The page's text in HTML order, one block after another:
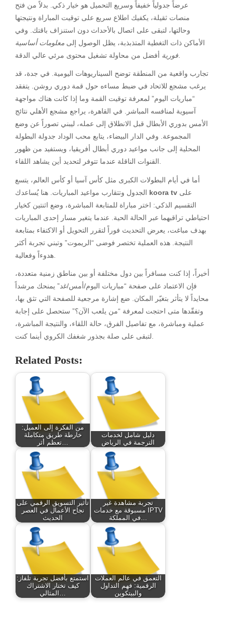
عرضاً جدولياً خفيفاً وسريع التحميل هو خيار ذكي. بدلاً من فتح
منصات ثقيلة، يكفيك اطلاع سريع على توقيت المباراة ونتيجتها
وحالتها، لتبقى على اتصال بالأحداث دون استنزاف باقتك. وفي
الأماكن ذات التغطية المتذبذبة، يظل الوصول إلى معلومات أساسية
فوريةأفضل من محاولة تشغيل محتوى مرئي عالي الدقة.
تجارب واقعية من المنطقة توضح السيناريوهات اليومية. في جدة، قد
يرغب مشجع للاتحاد في ضبط مساءه حول قمة دوري روشن. يتفقد
“مباريات اليوم” لمعرفة توقيت القمة وما إذا كانت هناك مواجهة
آسيوية لمنافسه المباشر. في القاهرة، يراجع مشجع الأهلي نتائج
الأمس بدوري الأبطال قبل الانطلاق إلى عمله، ليبني تصوراً عن وضع
المجموعة. وفي الدار البيضاء، يتابع محب الوداد جدولة البطولة
المحلية إلى جانب مواعيد دوري أبطال أفريقيا، ويستفيد من ظهور
القنوات الناقلة عندما تتوفر لتحديد أين يشاهد اللقاء.
أما في أيام البطولات الكبرى مثل كأس آسيا أو كأس العالم، يتسع
koora tv
التقسيم الذكي: اختر مباراة للمتابعة المباشرة، وضع اثنتين كخيار
احتياطي تراقبهما عبر الحالة الحية. عندما يتغير مسار إحدى المباريات
بهدف مباغت، يعرض التحديث فوراً لتقرر التحويل أو الاكتفاء بمتابعة
النتيجة. هذه العملية تختصر فوضى “الريموت” وتبني تجربة أكثر
أخيراً، إذا كنت مسافراً بين دول مختلفة أو بين مناطق زمنية متعددة،
فإن الاعتماد على صفحة “مباريات اليوم/أمس/غد” يمنحك مرشداً
محايداً لا يتأثر بتغيّر المكان. ضع إشارة مرجعية للصفحة التي تثق بها،
وتفقّدها متى احتجت لمعرفة “من يلعب الآن؟” ستحصل على إجابة
عملية ومباشرة، مع تفاصيل الفرق، حالة اللقاء، والنتيجة المباشرة،
Related Posts:
من الفكرة إلى العميل:
خارطة طريق متكاملة
تعظم أثر…
دليل شامل لخدمات
الترجمة في الرياض
تأثير التسويق الرقمي على
نجاح الأعمال في العصر
الحديث
تجربة مشاهدة غير
مسبوقة مع خدمات IPTV
في المملكة…
استمتع بأفضل تجربة تلفاز:
كيف تختار الاشتراك
المثالي…
التعمق في عالم العملات
الرقمية: فهم التداول
والبيتكوين